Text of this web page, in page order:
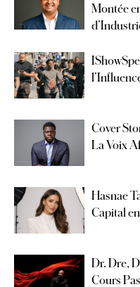
Montée
Cover
La Voix
Hasnae
Capital
Dr. Dre,
Cours